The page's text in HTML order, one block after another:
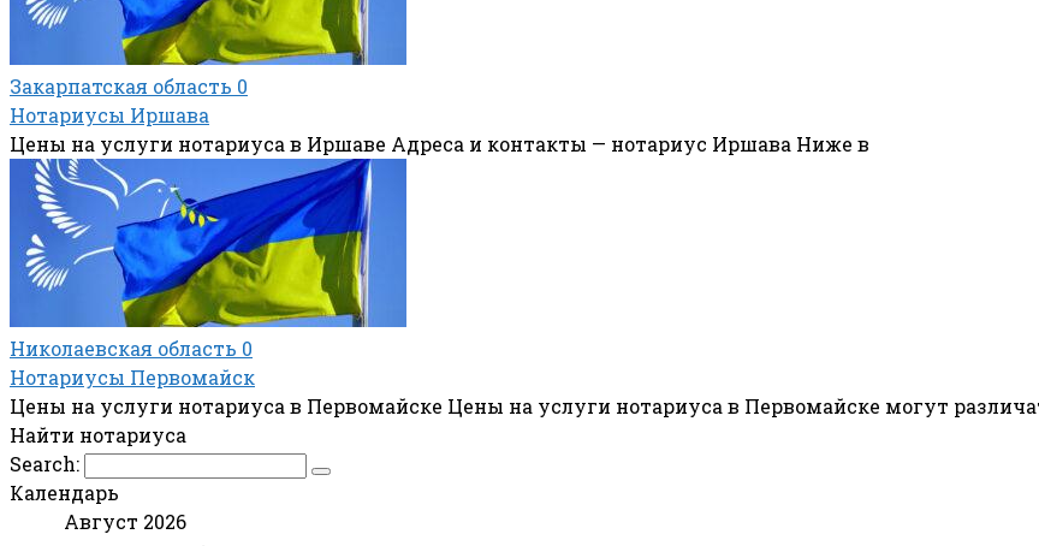
Закарпатская область 0
Нотариусы Иршава
Цены на услуги нотариуса в Иршаве Адреса и контакты — нотариус Иршава Ниже в
Николаевская область 0
Нотариусы Первомайск
Цены на услуги нотариуса в Первомайске Цены на услуги нотариуса в Первомайске могут
Найти нотариуса
Search:
Календарь
Август 2026